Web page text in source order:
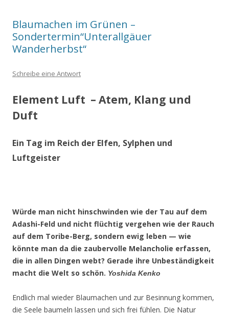
Blaumachen im Grünen –
Sondertermin“Unterallgäuer
Wanderherbst“
Schreibe eine Antwort
Element Luft – Atem, Klang und
Duft
Ein Tag im Reich der Elfen, Sylphen und
Luftgeister
Würde man nicht hinschwinden wie der Tau auf dem
Adashi-Feld und nicht flüchtig vergehen wie der Rauch
auf dem Toribe-Berg, sondern ewig leben — wie
könnte man da die zaubervolle Melancholie erfassen,
die in allen Dingen webt? Gerade ihre Unbeständigkeit
macht die Welt so schön. Yoshida Kenko
Endlich mal wieder Blaumachen und zur Besinnung kommen,
die Seele baumeln lassen und sich frei fühlen. Die Natur